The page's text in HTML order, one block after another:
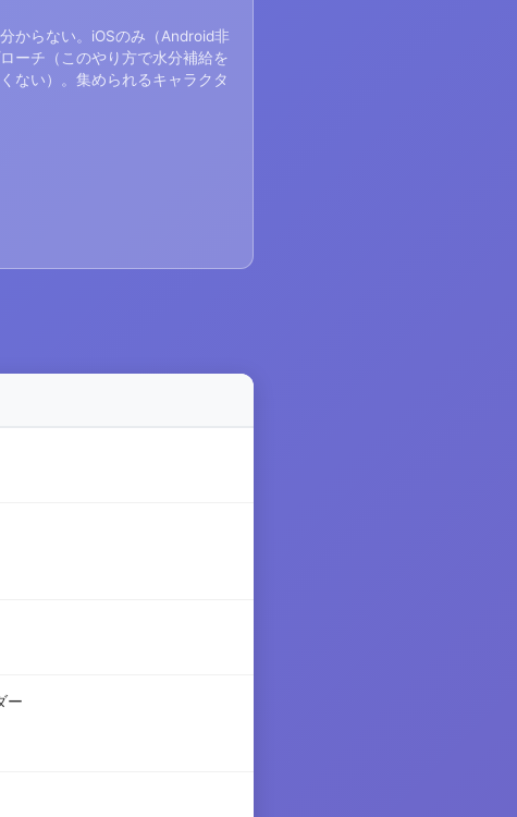
からない。iOSのみ（Android非
ーチ（このやり方で水分補給を
ない）。集められるキャラクタ
ー